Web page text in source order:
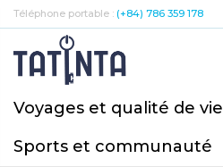
Téléphone portable : (+84) 786 359 178
Voyages et qualité de vie
Sports et communauté